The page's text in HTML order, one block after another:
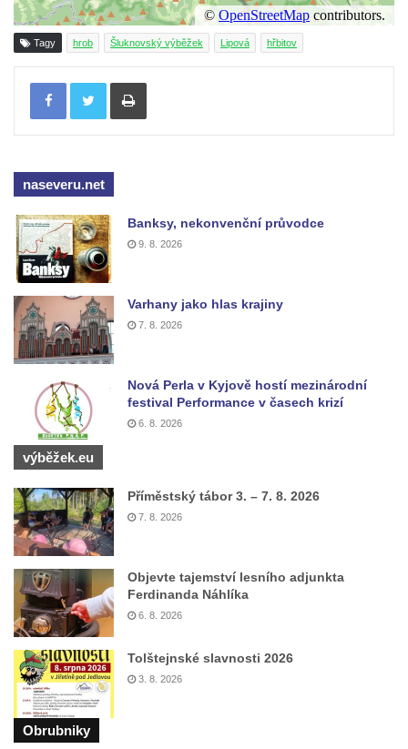
Kenotaf Antona Klause na hřbitově v
Dolním Podluží
Dolním Podluží
Kenotaf Josefa Stolle na hřbitově v Dolním
Podluží
židovském hřbitově v Mostě
Hrob Aloise Podrábského na hřbitově v
Račicích
Pamětní deska Miroslava Švice na domě
čp. 43 v Lužci nad Vltavou
Pomník obětem 2. světové války v ulici 1.
máje v Lužci nad Vltavou
nad Vltavou
Hrob Vladislava Neumana v Hostíně u
Vojkovic
Hostíně u Vojkovic
Kenotaf Václava Floriána na hřbitově v
Lužci nad Vltavou
Kenotaf Miloslava Švice na hřbitově v Lužci
nad Vltavou
Hrob Václava Kufnera na hřbitově v Lužci
nad Vltavou
Pomník vojákům Rudé armády na hřbitově
v Lužci nad Vltavou
Pomník Ladislava Sedláčka a Karla Pelce u
Tagy hrob Šluknovský výběžek Lipová hřbitov
Tisknout
naseveru.net
Banksy, nekonvenční průvodce
9. 8. 2026
Varhany jako hlas krajiny
7. 8. 2026
Nová Perla v Kyjově hostí mezinárodní
festival Performance v časech krizí
6. 8. 2026
výběžek.eu
Příměstský tábor 3. – 7. 8. 2026
7. 8. 2026
Objevte tajemství lesního adjunkta
Ferdinanda Náhlíka
6. 8. 2026
Tolštejnské slavnosti 2026
3. 8. 2026
Obrubniky